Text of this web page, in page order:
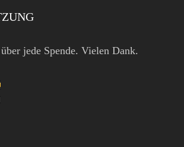
jede Spende. Vielen Dank.